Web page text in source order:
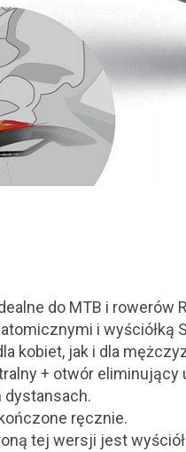
do MTB i rowerów
i wyściółką
kobiet, jak i dla
+ otwór
ręcznie.
tej wersji jest